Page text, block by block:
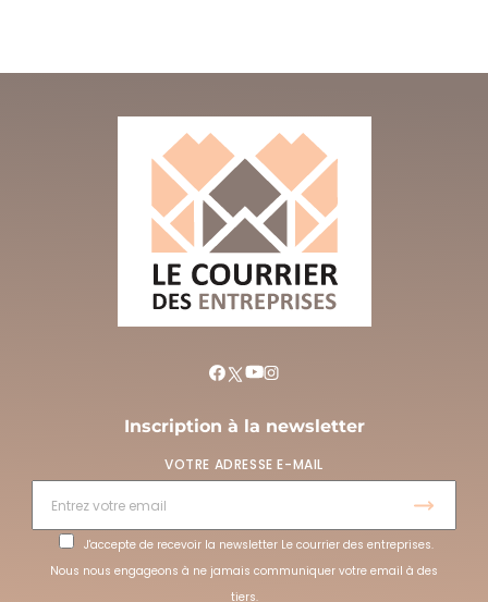
Inscription à la newsletter
VOTRE ADRESSE E-MAIL
J'accepte de recevoir la newsletter Le courrier des entreprises.
Nous nous engageons à ne jamais communiquer votre email à des
tiers.